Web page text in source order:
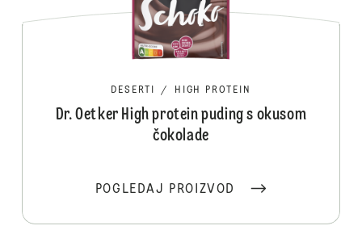
DESERTI / HIGH PROTEIN
Dr. Oetker High protein puding s okusom
čokolade
POGLEDAJ PROIZVOD